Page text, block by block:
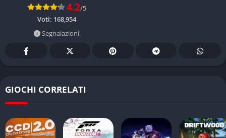
4.2/5
Voti: 168,954
Segnalazioni
GIOCHI CORRELATI